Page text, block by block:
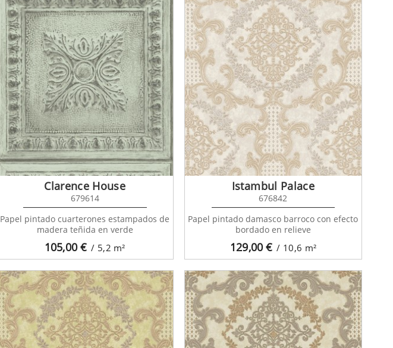
105,00€ / 5,2 m²
Clarence House
679614
Papel pintado cuarterones estampados de
madera teñida en verde
129,00€ / 10,6 m²
Istambul Palace
676842
Papel pintado damasco barroco con efecto
bordado en relieve